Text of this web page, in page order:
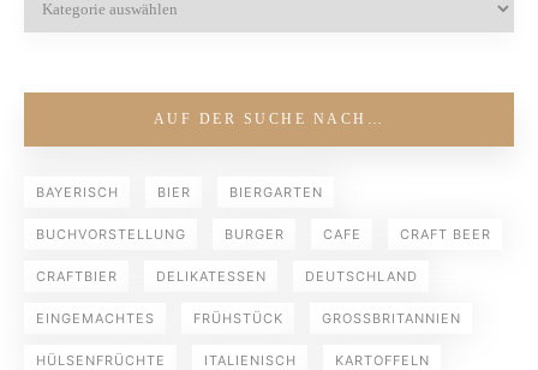
AUF DER SUCHE NACH…
BAYERISCH BIER BIERGARTEN
BUCHVORSTELLUNG BURGER CAFE CRAFT BEER
CRAFTBIER DELIKATESSEN DEUTSCHLAND
EINGEMACHTES FRÜHSTÜCK GROSSBRITANNIEN
HÜLSENFRÜCHTE ITALIENISCH KARTOFFELN